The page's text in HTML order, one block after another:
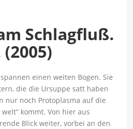
Schlagfluß.
einen weiten Bogen. Sie
die die Ursuppe satt haben
nur noch Protoplasma auf die
kommt. Von hier aus
Blick weiter, vorbei an den